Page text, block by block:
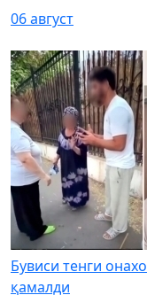
06 август
Бувиси тенги
қамалди